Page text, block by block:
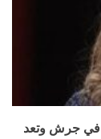
في جرش وتعد